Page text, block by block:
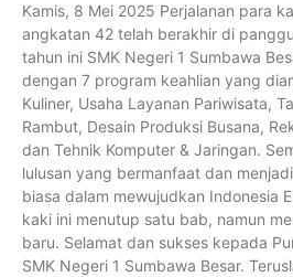
Kamis, 8 Mei 2025 Perjalanan para
angkatan 42 telah berakhir di
tahun ini SMK Negeri 1 Sumbawa
dengan 7 program keahlian yang
Kuliner, Usaha Layanan Pariwisata,
Rambut, Desain Produksi Busana,
dan Tehnik Komputer & Jaringan.
lulusan yang bermanfaat dan
biasa dalam mewujudkan Indonesia
kaki ini menutup satu bab, namun
baru. Selamat dan sukses kepada
SMK Negeri 1 Sumbawa Besar.